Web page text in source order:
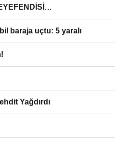
baraja uçtu: 5 yaralı
Yağdırdı